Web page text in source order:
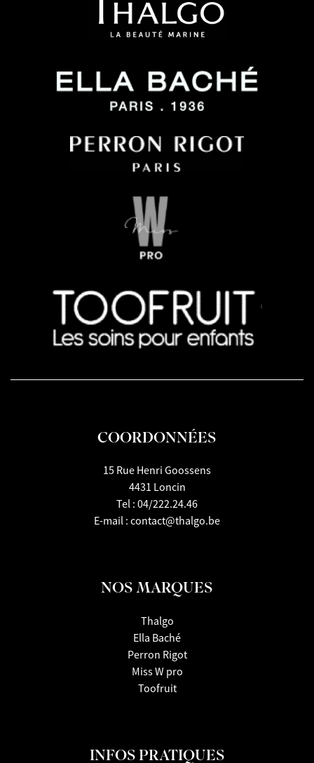
COORDONNÉES
15 Rue Henri Goossens
4431 Loncin
Tel : 04/222.24.46
E-mail : contact@thalgo.be
NOS MARQUES
Thalgo
Ella Baché
Perron Rigot
Miss W pro
Toofruit
INFOS PRATIQUES